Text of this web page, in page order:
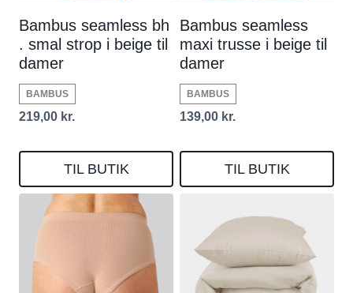
Bambus seamless bh
. smal strop i beige til
damer
BAMBUS
219,00 kr.
TIL BUTIK
Bambus seamless
maxi trusse i beige til
damer
BAMBUS
139,00 kr.
TIL BUTIK